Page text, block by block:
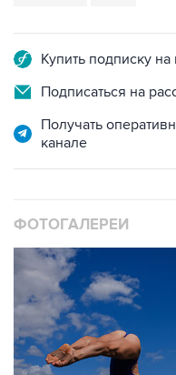
Купить подписку
Подписаться на
Получать
канале
ФОТОГАЛЕРЕИ